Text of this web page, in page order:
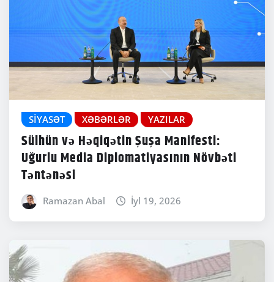
SIYASƏT XƏBƏRLƏR YAZILAR
Sülhün və Həqiqətin Şuşa Manifesti:
Uğurlu Media Diplomatiyasının Növbəti
Təntənəsi
Ramazan Abal İyl 19, 2026